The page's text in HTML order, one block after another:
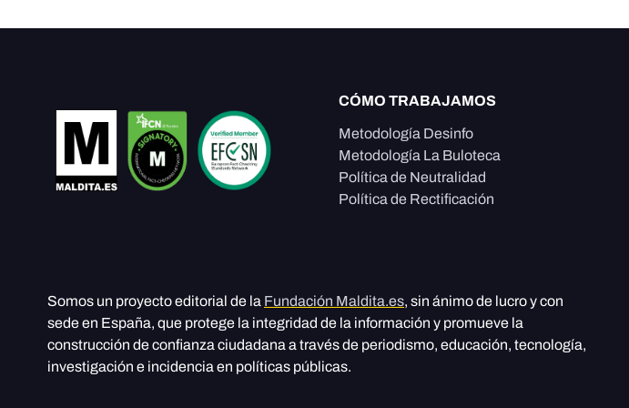
CÓMO TRABAJAMOS
Metodología Desinfo
Metodología La Buloteca
Política de Neutralidad
Política de Rectificación
Somos un proyecto editorial de la Fundación Maldita.es, sin ánimo de lucro y con
sede en España, que protege la integridad de la información y promueve la
construcción de confianza ciudadana a través de periodismo, educación, tecnología,
investigación e incidencia en políticas públicas.